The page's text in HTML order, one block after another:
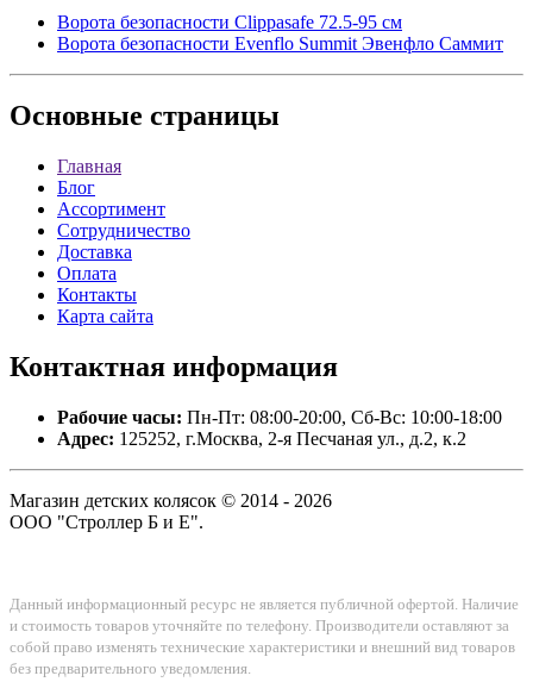
Ворота безопасности Clippasafe 72.5-95 см
Ворота безопасности Evenflo Summit Эвенфло Саммит
Основные страницы
Главная
Блог
Ассортимент
Сотрудничество
Доставка
Оплата
Контакты
Карта сайта
Контактная информация
Рабочие часы: Пн-Пт: 08:00-20:00, Сб-Вс: 10:00-18:00
Адрес: 125252, г.Москва, 2-я Песчаная ул., д.2, к.2
Магазин детских колясок © 2014 - 2026
ООО "Строллер Б и Е".
Данный информационный ресурс не является публичной офертой. Наличие
и стоимость товаров уточняйте по телефону. Производители оставляют за
собой право изменять технические характеристики и внешний вид товаров
без предварительного уведомления.